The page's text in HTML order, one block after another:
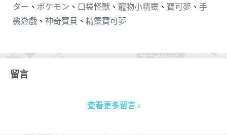
ター 、 ポケモン 、 口袋怪獸 、 寵物小精靈 、 寶可夢 、 手
機遊戲 、 神奇寶貝 、 精靈寶可夢
留言
查看更多留言 ›